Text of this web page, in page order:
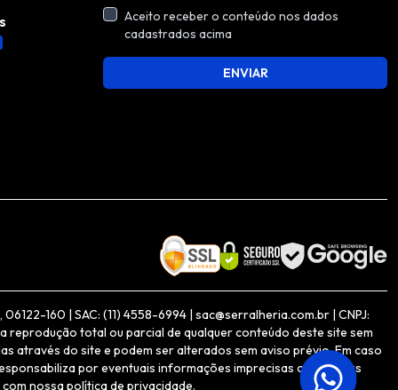
Aceito receber o conteúdo nos dados
cadastrados acima
ENVIAR
160 | SAC: (11) 4558-6994 | sac@serralheria.com.br | CNPJ:
total ou parcial de qualquer conteúdo deste site sem
através do site e podem ser alterados sem aviso prévio. Em caso
por eventuais informações imprecisas ou inexatas
nossa política de privacidade.